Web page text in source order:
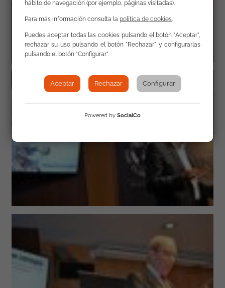
hábito de navegación (por ejemplo, páginas visitadas).
Para más información consulta la política de cookies
Puedes aceptar todas las cookies pulsando el botón "Aceptar",
rechazar su uso pulsando el botón "Rechazar" y configurarlas
pulsando el botón "Configurar".
Aceptar Rechazar Configurar
Powered by SocialCo